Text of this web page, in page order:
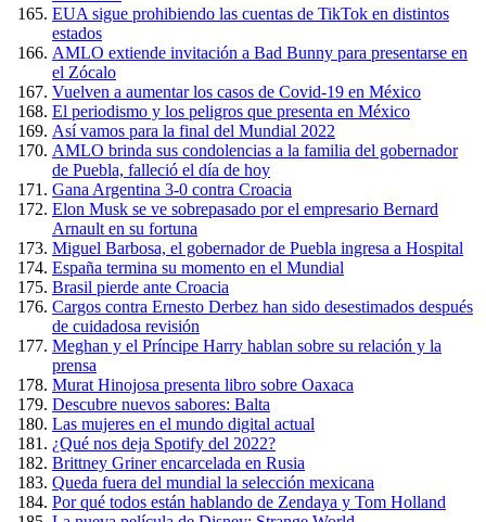
EUA sigue prohibiendo las cuentas de TikTok en distintos
estados
AMLO extiende invitación a Bad Bunny para presentarse en
el Zócalo
Vuelven a aumentar los casos de Covid-19 en México
El periodismo y los peligros que presenta en México
Así vamos para la final del Mundial 2022
AMLO brinda sus condolencias a la familia del gobernador
de Puebla, falleció el día de hoy
Gana Argentina 3-0 contra Croacia
Elon Musk se ve sobrepasado por el empresario Bernard
Arnault en su fortuna
Miguel Barbosa, el gobernador de Puebla ingresa a Hospital
España termina su momento en el Mundial
Brasil pierde ante Croacia
Cargos contra Ernesto Derbez han sido desestimados después
de cuidadosa revisión
Meghan y el Príncipe Harry hablan sobre su relación y la
prensa
Murat Hinojosa presenta libro sobre Oaxaca
Descubre nuevos sabores: Balta
Las mujeres en el mundo digital actual
¿Qué nos deja Spotify del 2022?
Brittney Griner encarcelada en Rusia
Queda fuera del mundial la selección mexicana
Por qué todos están hablando de Zendaya y Tom Holland